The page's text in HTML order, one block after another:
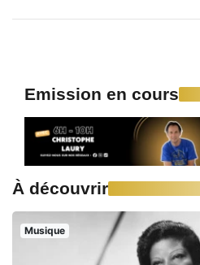
Emission en cours
À découvrir
Musique